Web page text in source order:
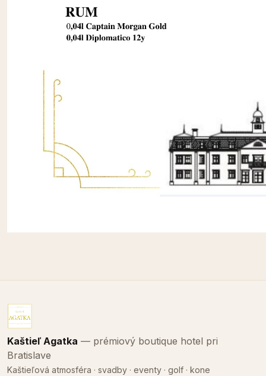
Kaštieľ Agatka — prémiový boutique hotel pri
Bratislave
Kaštieľová atmosféra · svadby · eventy · golf · kone